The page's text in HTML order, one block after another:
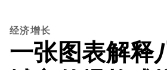
经济增长
一张图表解释